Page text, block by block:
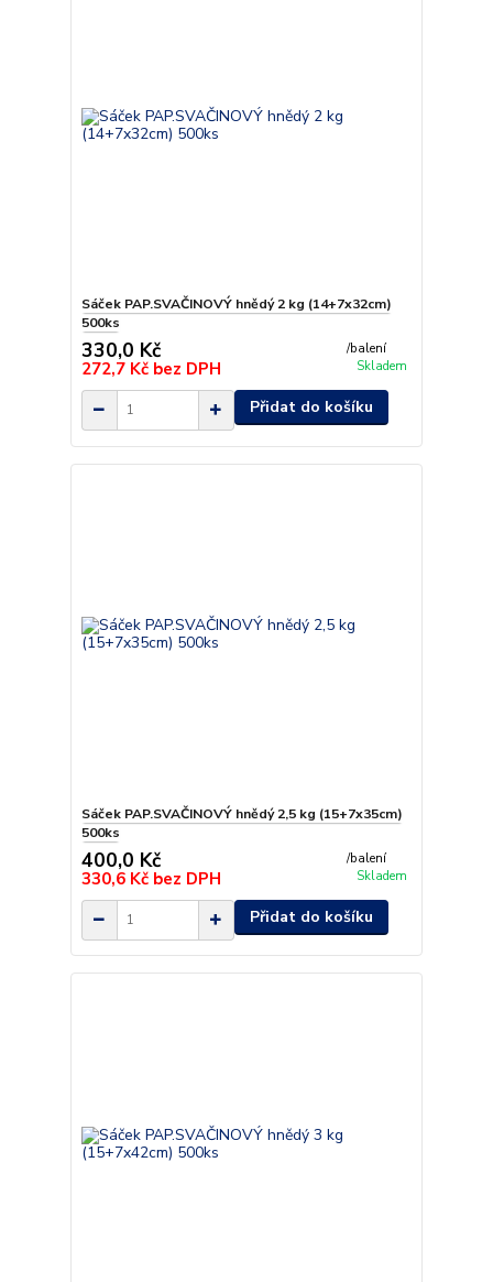
Sáček PAP.SVAČINOVÝ hnědý 2 kg (14+7x32cm)
500ks
330,0 Kč /balení
272,7 Kč bez DPH Skladem
Přidat do košíku
Sáček PAP.SVAČINOVÝ hnědý 2,5 kg (15+7x35cm)
500ks
400,0 Kč /balení
330,6 Kč bez DPH Skladem
Přidat do košíku